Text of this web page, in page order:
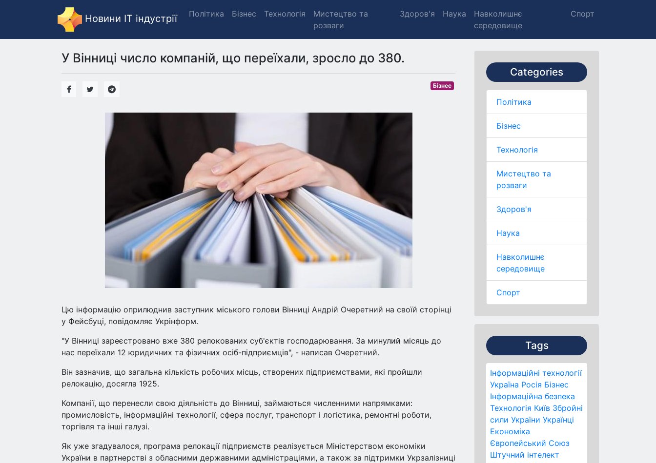
Новини IT індустрії Політика Бізнес Технологія
Мистецтво та
розваги
Здоров'я Наука
Навколишнє
середовище
Спорт
Categories
Політика
Бізнес
Технологія
Мистецтво та
розваги
Здоров'я
Наука
Навколишнє
середовище
Спорт
Tags
Інформаційні технології
Україна Росія Бізнес
Інформаційна безпека
Технологія Київ Збройні
сили України Українці
Економіка
Європейський Союз
Штучний інтелект
У Вінниці число компаній, що переїхали, зросло до 380.
Бізнес
Цю інформацію оприлюднив заступник міського голови Вінниці Андрій Очеретний на своїй сторінці
у Фейсбуці, повідомляє Укрінформ.
"У Вінниці зареєстровано вже 380 релокованих суб'єктів господарювання. За минулий місяць до
нас переїхали 12 юридичних та фізичних осіб-підприємців", - написав Очеретний.
Він зазначив, що загальна кількість робочих місць, створених підприємствами, які пройшли
релокацію, досягла 1925.
Компанії, що перенесли свою діяльність до Вінниці, займаються численними напрямками:
промисловість, інформаційні технології, сфера послуг, транспорт і логістика, ремонтні роботи,
торгівля та інші галузі.
Як уже згадувалося, програма релокації підприємств реалізується Міністерством економіки
України в партнерстві з обласними державними адміністраціями, а також за підтримки Укрзалізниці